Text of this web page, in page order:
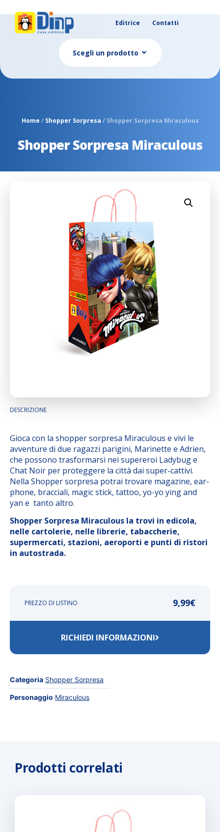
Editrice Contatti
Scegli un prodotto
Home / Shopper Sorpresa / Shopper Sorpresa Miraculous
Shopper Sorpresa Miraculous
DESCRIZIONE
Gioca con la shopper sorpresa Miraculous e vivi le
avventure di due ragazzi parigini, Marinette e Adrien,
che possono trasformarsi nei supereroi Ladybug e
Chat Noir per proteggere la città dai super-cattivi.
Nella Shopper sorpresa potrai trovare magazine, ear-
phone, bracciali, magic stick, tattoo, yo-yo ying and
yan e tanto altro.
Shopper Sorpresa Miraculous la trovi in edicola,
nelle cartolerie, nelle librerie, tabaccherie,
supermercati, stazioni, aeroporti e punti di ristori
in autostrada.
PREZZO DI LISTINO 9,99€
RICHIEDI INFORMAZIONI
Categoria Shopper Sorpresa
Personaggio Miraculous
Prodotti correlati